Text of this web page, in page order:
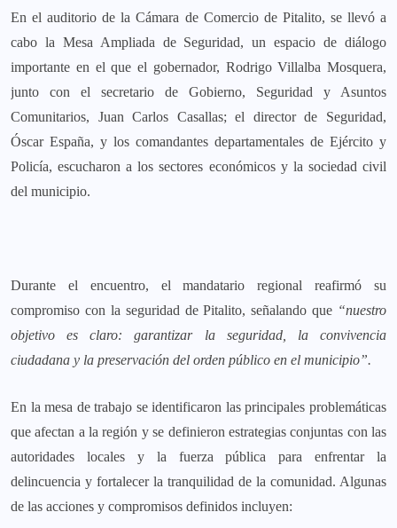
En el auditorio de la Cámara de Comercio de Pitalito, se llevó a
cabo la Mesa Ampliada de Seguridad, un espacio de diálogo
importante en el que el gobernador, Rodrigo Villalba Mosquera,
junto con el secretario de Gobierno, Seguridad y Asuntos
Comunitarios, Juan Carlos Casallas; el director de Seguridad,
Óscar España, y los comandantes departamentales de Ejército y
Policía, escucharon a los sectores económicos y la sociedad civil
del municipio.
Durante el encuentro, el mandatario regional reafirmó su
compromiso con la seguridad de Pitalito, señalando que “nuestro
objetivo es claro: garantizar la seguridad, la convivencia
ciudadana y la preservación del orden público en el municipio”.
En la mesa de trabajo se identificaron las principales problemáticas
que afectan a la región y se definieron estrategias conjuntas con las
autoridades locales y la fuerza pública para enfrentar la
delincuencia y fortalecer la tranquilidad de la comunidad. Algunas
de las acciones y compromisos definidos incluyen: